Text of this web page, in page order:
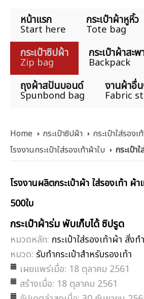
หน้าแรก
Start here
กระเป๋าผ้าหูหิ้ว
Tote bag
กระเป๋าซิปผ้า
Zip bag
กระเป๋าผ้าสะ
Backpack
ถุงผ้าสปันบอนด์
Spunbond bag
งานผ้าอื่
Fabric
Home กระเป๋าซิปผ้า
กระเป๋าใส่รองเ
โรงงานกระเป๋าใส่รองเท้าผ้าใบ
กระเป๋า
โรงงานผลิตกระเป๋าผ้า ใส่รองเท้า ผ้
500ใบ
กระเป๋าผ้าร่ม พับเก็บได้ ซิปรูด
หมวดหลัก: กระเป๋าใส่รองเท้าผ้า สั่งทำ
หมวด: รับทำกระเป๋าสำหรับรองเท้า
เผยแพร่เมื่อ: 18 ตุลาคม 2561
สร้างเมื่อ: 18 ตุลาคม 2561